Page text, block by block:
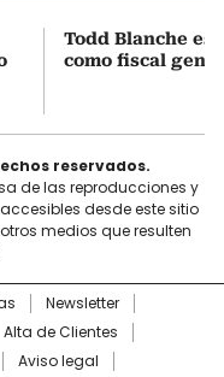
Todd Blanche es
como fiscal
reservados.
de las reproducciones y
desde este sitio
medios que resulten
Newsletter
Alta de Clientes
Aviso legal